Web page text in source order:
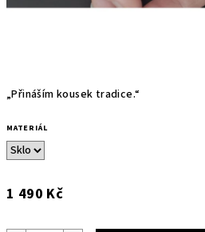
„Přináším kousek tradice.“
MATERIÁL
1 490 Kč